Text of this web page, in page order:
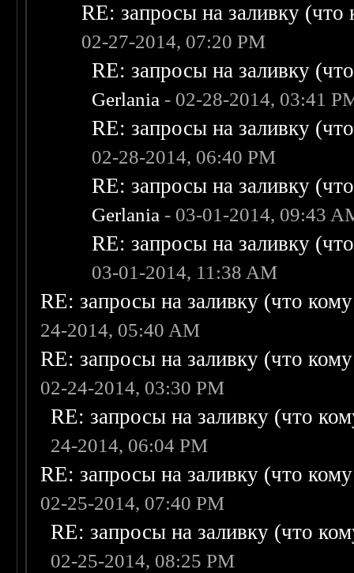
RE: запросы на заливку
02-27-2014, 07:20 PM
RE: запросы на заливку
Gerlania - 02-28-2014, 03:41
RE: запросы на заливку
02-28-2014, 06:40 PM
RE: запросы на заливку
Gerlania - 03-01-2014, 09:43
RE: запросы на заливку
03-01-2014, 11:38 AM
RE: запросы на заливку (что
24-2014, 05:40 AM
RE: запросы на заливку (что
02-24-2014, 03:30 PM
RE: запросы на заливку (что
24-2014, 06:04 PM
RE: запросы на заливку (что
02-25-2014, 07:40 PM
RE: запросы на заливку (что
02-25-2014, 08:25 PM